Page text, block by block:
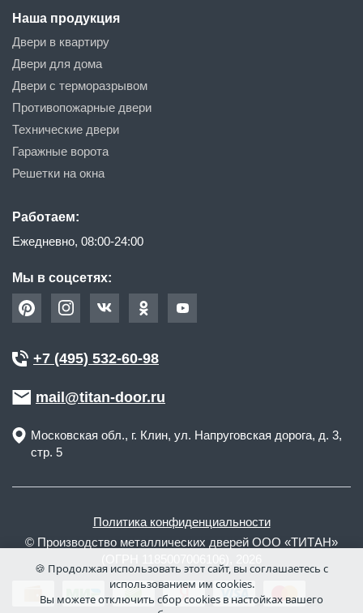
Наша продукция
Двери в квартиру
Двери для дома
Двери с терморазрывом
Противопожарные двери
Технические двери
Гаражные ворота
Решетки на окна
Работаем:
Ежедневно, 08:00-24:00
Мы в соцсетях:
+7 (495) 532-60-98
mail@titan-door.ru
Московская обл., г. Клин, ул. Напруговская дорога, д. 3,
стр. 5
Политика конфиденциальности
© Производство металлических дверей ООО «ТИТАН»
🍪 Продолжая использовать этот сайт, вы соглашаетесь с
использованием им cookies.
Вы можете отключить сбор cookies в настойках вашего